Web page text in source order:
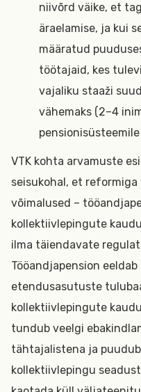
niivõrd väike, et
äraelamise, ja kui
määratud
töötajaid, kes
vajaliku staaži
vähemaks (2–4
VTK kohta arvamuste
seisukohal, et
võimalused –
kollektiivlepingute
ilma täiendavate
Tööandjapension
etendusasutuste
kollektiivlepingute
tundub veelgi
tähtajalistena ja
kollektiivlepingu